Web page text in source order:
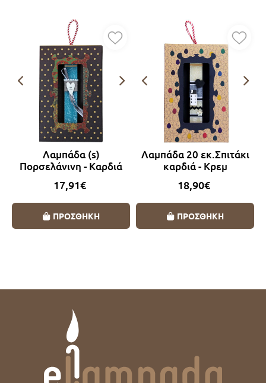
Λαμπάδα (s)
Πορσελάνινη - Καρδιά
17,91€
ΠΡΟΣΘΗΚΗ
Λαμπάδα 20 εκ.Σπιτάκι
καρδιά - Κρεμ
18,90€
ΠΡΟΣΘΗΚΗ